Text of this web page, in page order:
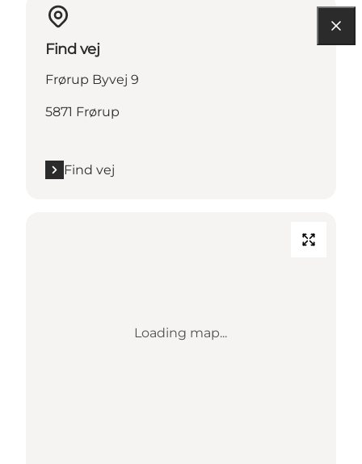
Find vej
Frørup Byvej 9
5871 Frørup
Find vej
Loading map...